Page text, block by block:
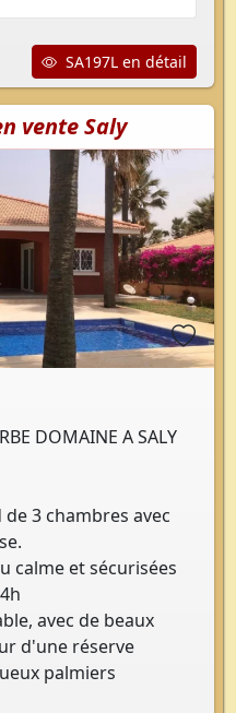
SA197L en détail
vente Saly
DOMAINE A SALY
3 chambres avec
calme et sécurisées
avec de beaux
d'une réserve
palmiers